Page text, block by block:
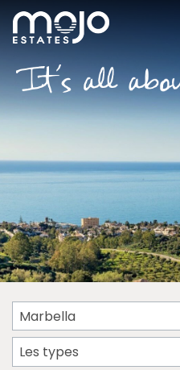
Marbella
Les types